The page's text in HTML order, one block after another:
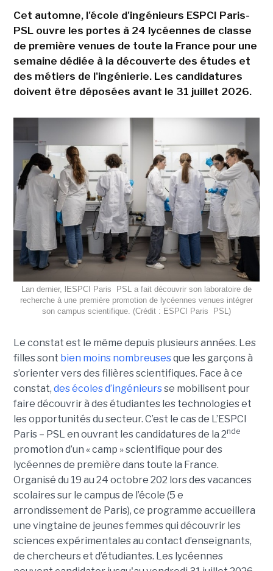
Cet automne, l'école d'ingénieurs ESPCI Paris-
PSL ouvre les portes à 24 lycéennes de classe
de première venues de toute la France pour une
semaine dédiée à la découverte des études et
des métiers de l'ingénierie. Les candidatures
doivent être déposées avant le 31 juillet 2026.
Lan dernier, lESPCI Paris  PSL a fait découvrir son laboratoire de
recherche à une première promotion de lycéennes venues intégrer
son campus scientifique. (Crédit : ESPCI Paris  PSL)
Le constat est le même depuis plusieurs années. Les
filles sont bien moins nombreusesque les garçons à
s’orienter vers des filières scientifiques. Face à ce
constat, des écoles d’ingénieursse mobilisent pour
faire découvrir à des étudiantes les technologies et
les opportunités du secteur. C’est le cas de L’ESPCI
Paris – PSL en ouvrant les candidatures de la 2nde
promotion d’un « camp » scientifique pour des
lycéennes de première dans toute la France.
Organisé du 19 au 24 octobre 202 lors des vacances
scolaires sur le campus de l’école (5 e
arrondissement de Paris), ce programme accueillera
une vingtaine de jeunes femmes qui découvrir les
sciences expérimentales au contact d’enseignants,
de chercheurs et d’étudiantes. Les lycéennes